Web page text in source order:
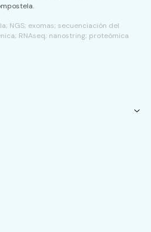
NGS; exomas; secuenciación del
RNAseq; nanostring; proteómica